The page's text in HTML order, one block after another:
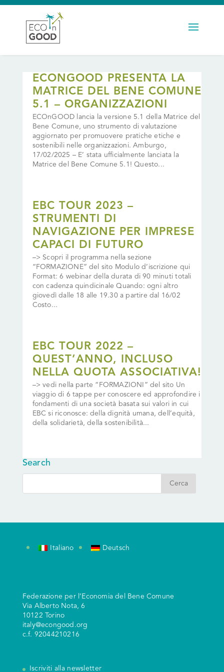
ECONGOOD PRESENTA LA
MATRICE DEL BENE COMUNE
5.1 – ORGANIZZAZIONI
ECOnGOOD lancia la versione 5.1 della Matrice del
Bene Comune, uno strumento di valutazione
aggiornato per promuovere pratiche etiche e
sostenibili nelle organizzazioni. Amburgo,
17/02/2025 – E’ stata ufficialmente lanciata la
Matrice del Bene Comune 5.1! Questo...
EBC TOUR 2023 –
STRUMENTI DI
NAVIGAZIONE PER IMPRESE
CAPACI DI FUTURO
–> Scopri il programma nella sezione
“FORMAZIONE” del sito Modulo d’iscrizione qui
Format: 6 webinar della durata di 90 minuti totali
con cadenza quindicinale Quando: ogni altro
giovedì dalle 18 alle 19.30 a partire dal 16/02
Costo...
EBC TOUR 2022 –
QUEST’ANNO, INCLUSO
NELLA QUOTA ASSOCIATIVA!
–> vedi nella parte “FORMAZIONI” del sito Un
viaggio di 6 tappe per conoscere ed approfondire i
fondamenti di una società basata sui valori in cui
EBC si riconosce: della dignità umana, dell’equità,
della solidarietà, della sostenibilità...
Search
Italiano Deutsch
Federazione per l’Economia del Bene Comune
Via Alberto Nota, 6
10122 Torino
italy@econgood.org
c.f. 92044210216
Iscriviti alla newsletter